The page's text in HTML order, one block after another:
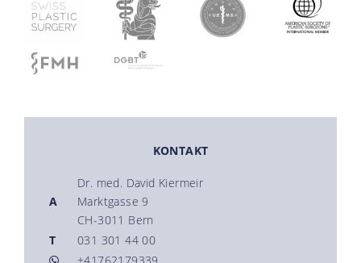
KONTAKT
A
Dr. med. David Kiermeir
Marktgasse 9
CH-3011 Bern
T
031 301 44 00